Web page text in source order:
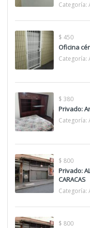
Categoría:
$ 450
Oficina
Categoría:
$ 380
Privado:
Categoría:
$ 800
Privado:
CARACAS
Categoría:
$ 800